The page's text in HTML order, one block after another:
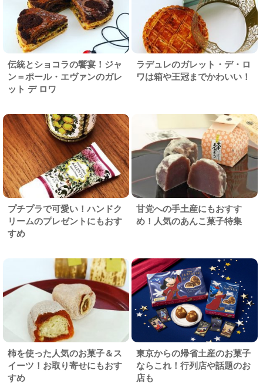
伝統とショコラの饗宴！ジャ
ン＝ポール・エヴァンのガレ
ット デ ロワ
ラデュレのガレット・デ・ロ
ワは箱や王冠までかわいい！
プチプラで可愛い！ハンドク
リームのプレゼントにもおす
すめ
甘党への手土産にもおすす
め！人気のあんこ菓子特集
柿を使った人気のお菓子＆ス
イーツ！お取り寄せにもおす
すめ
東京からの帰省土産のお菓子
ならこれ！行列店や話題のお
店も